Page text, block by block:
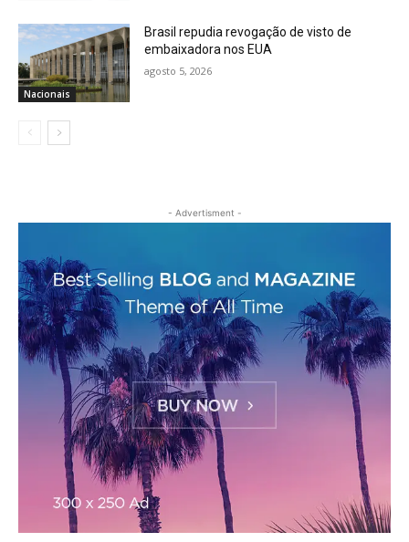
Nacionais
Brasil repudia revogação de visto de
embaixadora nos EUA
agosto 5, 2026
- Advertisment -